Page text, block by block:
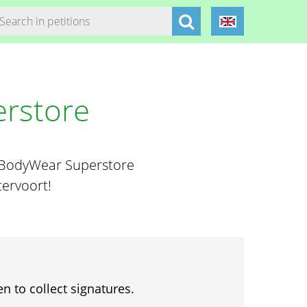
Superstore
to collect signatures.